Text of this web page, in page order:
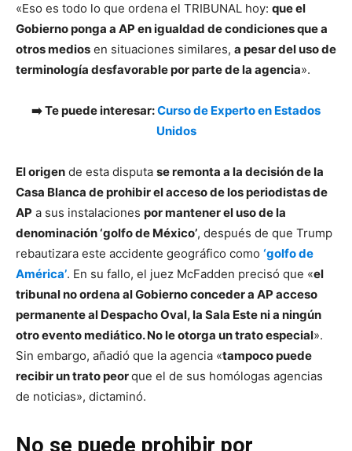
«Eso es todo lo que ordena el TRIBUNAL hoy: que el
Gobierno ponga a AP en igualdad de condiciones que a
otros medios en situaciones similares, a pesar del uso de
terminología desfavorable por parte de la agencia».
➡️ Te puede interesar:Curso de Experto en Estados
Unidos
El origen de esta disputa se remonta a la decisión de la
Casa Blanca de prohibir el acceso de los periodistas de
AP a sus instalaciones por mantener el uso de la
denominación ‘golfo de México’, después de que Trump
rebautizara este accidente geográfico como ‘golfo de
América’. En su fallo, el juez McFadden precisó que «el
tribunal no ordena al Gobierno conceder a AP acceso
permanente al Despacho Oval, la Sala Este ni a ningún
otro evento mediático. No le otorga un trato especial».
Sin embargo, añadió que la agencia «tampoco puede
recibir un trato peorque el de sus homólogas agencias
de noticias», dictaminó.
No se puede prohibir por